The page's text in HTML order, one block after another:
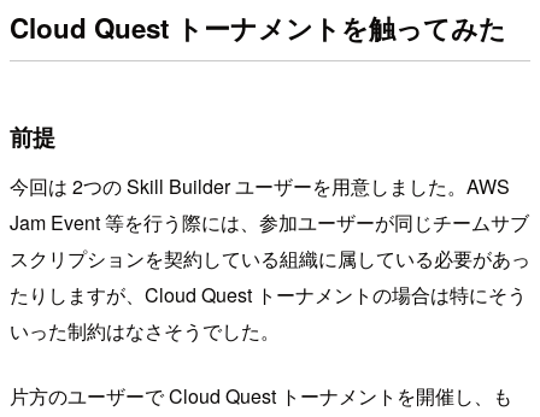
Cloud Quest トーナメントを触ってみた
前提
今回は 2つの Skill Builder ユーザーを用意しました。AWS
Jam Event 等を行う際には、参加ユーザーが同じチームサブ
スクリプションを契約している組織に属している必要があっ
たりしますが、Cloud Quest トーナメントの場合は特にそう
いった制約はなさそうでした。
片方のユーザーで Cloud Quest トーナメントを開催し、も